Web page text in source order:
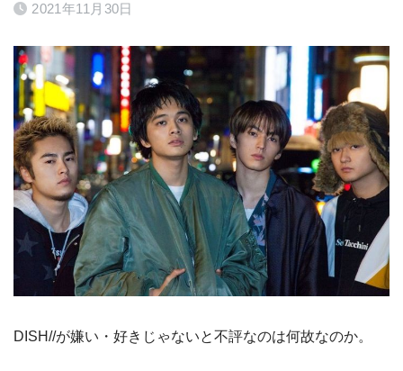
2021年11月30日
DISH//が嫌い・好きじゃないと不評なのは何故なのか。